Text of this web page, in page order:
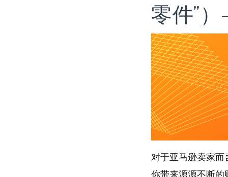
零件”）
对于亚马逊卖家
你带来源源不断的